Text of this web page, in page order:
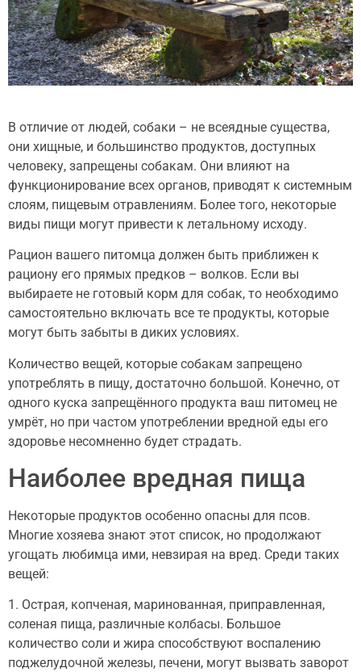
В отличие от людей, собаки – не всеядные существа,
они хищные, и большинство продуктов, доступных
человеку, запрещены собакам. Они влияют на
функционирование всех органов, приводят к системным
слоям, пищевым отравлениям. Более того, некоторые
виды пищи могут привести к летальному исходу.
Рацион вашего питомца должен быть приближен к
рациону его прямых предков – волков. Если вы
выбираете не готовый корм для собак, то необходимо
самостоятельно включать все те продукты, которые
могут быть забыты в диких условиях.
Количество вещей, которые собакам запрещено
употреблять в пищу, достаточно большой. Конечно, от
одного куска запрещённого продукта ваш питомец не
умрёт, но при частом употреблении вредной еды его
здоровье несомненно будет страдать.
Наиболее вредная пища
Некоторые продуктов особенно опасны для псов.
Многие хозяева знают этот список, но продолжают
угощать любимца ими, невзирая на вред. Среди таких
вещей:
1. Острая, копченая, маринованная, приправленная,
соленая пища, различные колбасы. Большое
количество соли и жира способствуют воспалению
поджелудочной железы, печени, могут вызвать заворот